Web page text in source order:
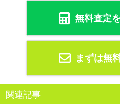
無料査定
まずは無
関連記事